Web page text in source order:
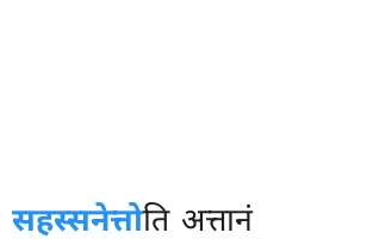
सहस्सनेत्तोति अत्तानं